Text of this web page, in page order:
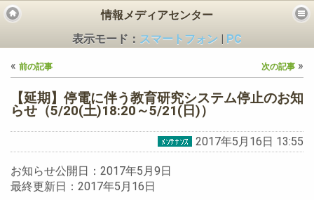
情報メディアセンター
表示モード： スマートフォン
PC
« 前の記事 次の記事 »
【延期】停電に伴う教育研究システム停止のお知
らせ（5/20(土)18:20～5/21(日)）
2017年5月16日 13:55
お知らせ公開日：2017年5月9日
最終更新日：2017年5月16日